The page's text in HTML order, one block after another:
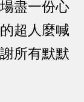
盡一份心
超人麼喊
所有默默